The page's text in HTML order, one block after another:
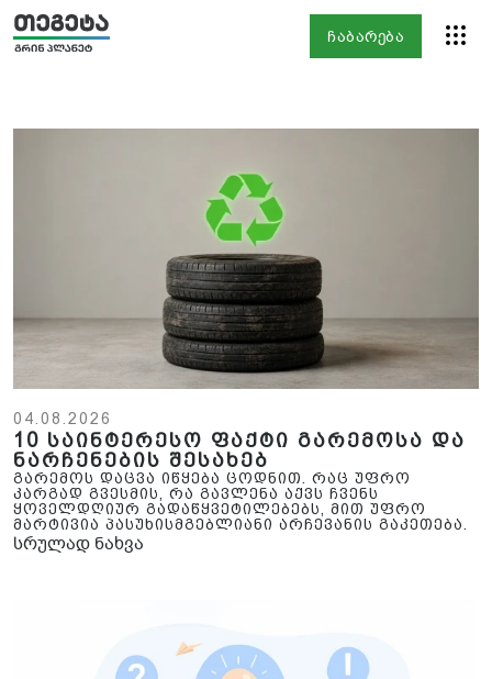
ჩაბარება
04.08.2026
10 საინტერესო ფაქტი გარემოსა და
ნარჩენების შესახებ
გარემოს დაცვა იწყება ცოდნით. რაც უფრო
კარგად გვესმის, რა გავლენა აქვს ჩვენს
ყოველდღიურ გადაწყვეტილებებს, მით უფრო
მარტივია პასუხისმგებლიანი არჩევანის გაკეთება.
სრულად ნახვა